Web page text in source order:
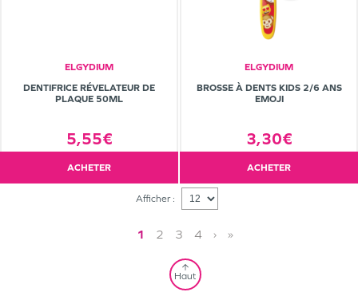
ELGYDIUM
DENTIFRICE RÉVELATEUR DE
PLAQUE 50ML
5,55€
ACHETER
ELGYDIUM
BROSSE À DENTS KIDS 2/6 ANS
EMOJI
3,30€
ACHETER
Afficher :
1 2 3 4 › »
Haut